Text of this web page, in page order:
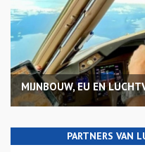
MIJNBOUW, EU EN
PARTNERS VAN